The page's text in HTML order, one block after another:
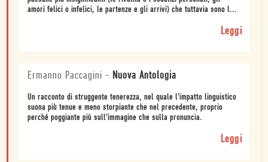
amori felici o infelici, le partenze e gli arrivi) che tuttavia sono l...
Leggi
Ermanno Paccagini - Nuova Antologia
Un racconto di struggente tenerezza, nel quale l'impatto linguistico
suona più tenue e meno storpiante che nel precedente, proprio
perché poggiante più sull'immagine che sulla pronuncia.
Leggi